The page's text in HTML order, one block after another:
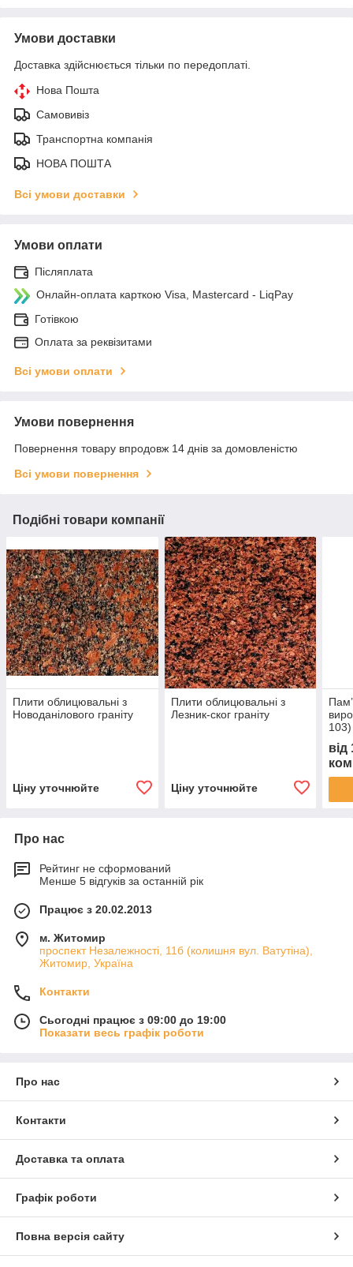
Умови доставки
Доставка здійснюється тільки по передоплаті.
Нова Пошта
Самовивіз
Транспортна компанія
НОВА ПОШТА
Всі умови доставки
Умови оплати
Післяплата
Онлайн-оплата карткою Visa, Mastercard - LiqPay
Готівкою
Оплата за реквізитами
Всі умови оплати
Умови повернення
Повернення товару впродовж 14 днів за домовленістю
Всі умови повернення
Подібні товари компанії
Плити облицювальні з
Новоданілового граніту
Ціну уточнюйте
Плити облицювальні з
Лезник-ског граніту
Ціну уточнюйте
103)
від
Про нас
Рейтинг не сформований
Менше 5 відгуків за останній рік
Працює з 20.02.2013
м. Житомир
проспект Незалежності, 11б (колишня вул. Ватутіна),
Житомир, Україна
Контакти
Сьогодні працює з 09:00 до 19:00
Показати весь графік роботи
Про нас
Контакти
Доставка та оплата
Графік роботи
Повна версія сайту